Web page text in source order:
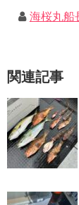
海桜丸船
関連記事